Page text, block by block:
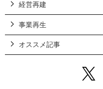
経営再建
事業再生
オススメ記事